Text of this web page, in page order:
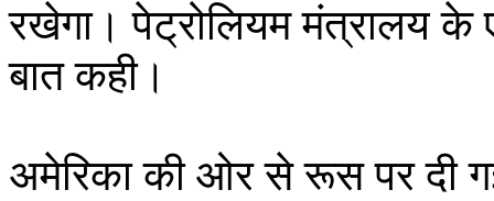
रखेगा। पेट्रोलियम मंत्रालय के
बात कही।
अमेरिका की ओर से रूस पर दी